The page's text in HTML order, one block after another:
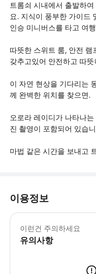
트롬쇠 시내에서 출발하
요. 지식이 풍부한 가이드
인승 미니버스를 타고 여
따뜻한 스위트 룸, 안전
갖추고있어 안전하고 따
이 자연 현상을 기다리는
께 완벽한 위치를 찾으면.
오로라 레이디가 나타나
진 촬영이 포함되어 있습
마법 같은 시간을 보내고
이용정보
이런건 주의하세요
유의사항